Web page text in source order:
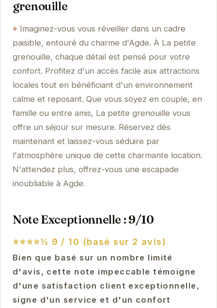
grenouille
Imaginez-vous vous réveiller dans un cadre
paisible, entouré du charme d'Agde. À La petite
grenouille, chaque détail est pensé pour votre
confort. Profitez d'un accès facile aux attractions
locales tout en bénéficiant d'un environnement
calme et reposant. Que vous soyez en couple, en
famille ou entre amis, La petite grenouille vous
offre un séjour sur mesure. Réservez dès
maintenant et laissez-vous séduire par
l'atmosphère unique de cette charmante location.
N'attendez plus, offrez-vous une escapade
inoubliable à Agde.
Note Exceptionnelle : 9/10
⭐⭐⭐⭐½ 9 / 10 (basé sur 2 avis)
Bien que basé sur un nombre limité
d'avis, cette note impeccable témoigne
d'une satisfaction client exceptionnelle,
signe d'un service et d'un confort